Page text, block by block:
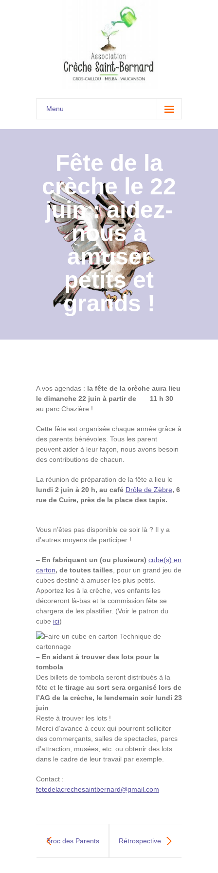
Menu
Accueil
Présentation
Documents
Les menus à venir
Contact
Archives du blog
Recrutement
Fête de la
crèche le 22
juin : aidez-
nous à
amuser
petits et
grands !
A vos agendas : la fête de la crèche aura lieu
le dimanche 22 juin à partir de 11 h 30
au parc Chazière !
Cette fête est organisée chaque année grâce à
des parents bénévoles. Tous les parent
peuvent aider à leur façon, nous avons besoin
des contributions de chacun.
La réunion de préparation de la fête a lieu le
lundi 2 juin à 20 h, au café Drôle de Zèbre, 6
rue de Cuire, près de la place des tapis.
Vous n’êtes pas disponible ce soir là ? Il y a
d’autres moyens de participer !
– En fabriquant un (ou plusieurs) cube(s) en
carton, de toutes tailles , pour un grand jeu de
cubes destiné à amuser les plus petits.
Apportez les à la crèche, vos enfants les
décoreront là-bas et la commission fête se
chargera de les plastifier. (Voir le patron du
cube ici)
– En aidant à trouver des lots pour la
tombola
Des billets de tombola seront distribués à la
fête et le tirage au sort sera organisé lors de
l’AG de la crèche, le lendemain soir lundi 23
juin
Reste à trouver les lots !
Merci d’avance à ceux qui pourront solliciter
des commerçants, salles de spectacles, parcs
d’attraction, musées, etc. ou obtenir des lots
dans le cadre de leur travail par exemple.
Contact :
fetedelacrechesaintbernard@gmail.com
Broc des Parents Rétrospective